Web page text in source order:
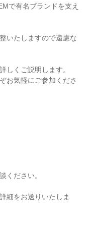
で有名ブランドを支え
いたしますので遠慮な
しくご説明します。
お気軽にご参加くださ
ください。
細をお送りいたしま